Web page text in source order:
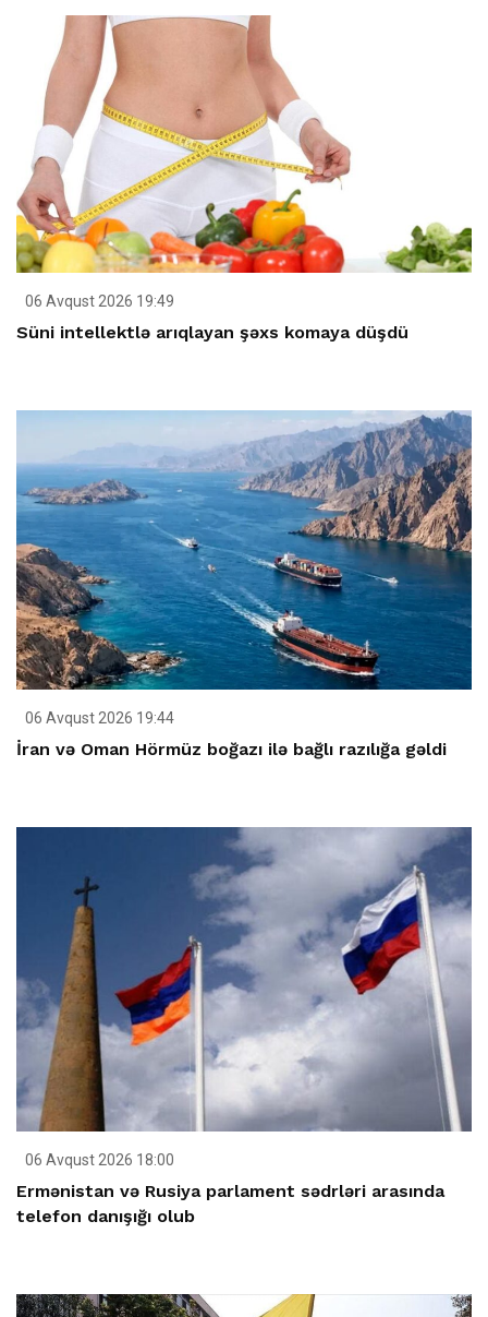
06 Avqust 2026 19:49
Süni intellektlə arıqlayan şəxs komaya düşdü
06 Avqust 2026 19:44
İran və Oman Hörmüz boğazı ilə bağlı razılığa gəldi
06 Avqust 2026 18:00
Ermənistan və Rusiya parlament sədrləri arasında
telefon danışığı olub